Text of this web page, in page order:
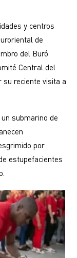
y centros
de
del Buró
Central del
su reciente visita a
submarino de
por
estupefacientes